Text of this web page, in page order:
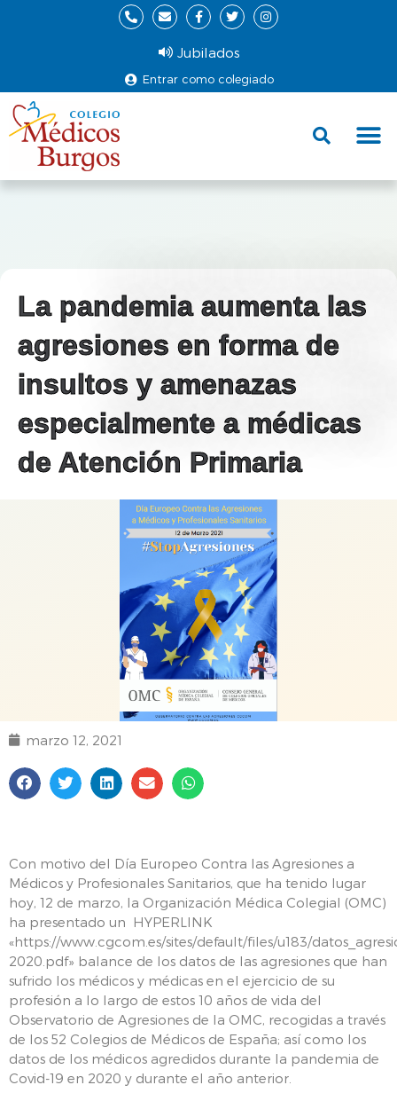
Entrar como colegiado
Jubilados
La pandemia aumenta las
agresiones en forma de
insultos y amenazas
especialmente a médicas
de Atención Primaria
marzo 12, 2021
Con motivo del Día Europeo Contra las Agresiones a
Médicos y Profesionales Sanitarios, que ha tenido lugar
hoy, 12 de marzo, la Organización Médica Colegial (OMC)
ha presentado un HYPERLINK
«https://www.cgcom.es/sites/default/files/u183/
2020.pdf» balance de los datos de las agresiones que han
sufrido los médicos y médicas en el ejercicio de su
profesión a lo largo de estos 10 años de vida del
Observatorio de Agresiones de la OMC, recogidas a través
de los 52 Colegios de Médicos de España; así como los
datos de los médicos agredidos durante la pandemia de
Covid-19 en 2020 y durante el año anterior.